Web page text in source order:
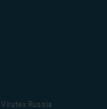
Virutex Russia